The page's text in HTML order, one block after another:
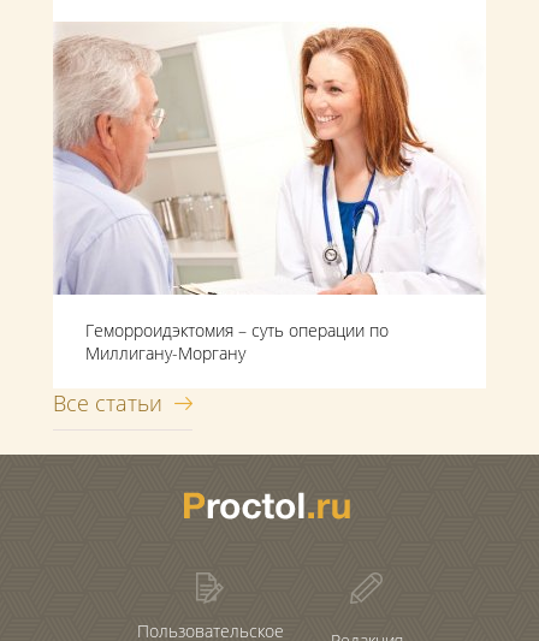
Геморроидэктомия – суть операции по
Миллигану-Моргану
Все статьи
Пользовательское